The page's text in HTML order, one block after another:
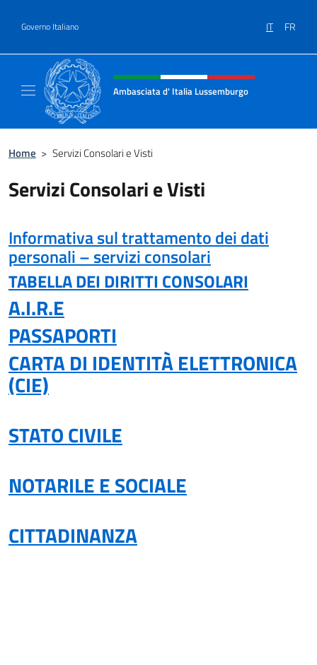
Governo Italiano IT FR
Intestazione sito, social e menù
Ambasciata d' Italia Lussemburgo
Home > Servizi Consolari e Visti
Servizi Consolari e Visti
Informativa sul trattamento dei dati
personali – servizi consolari
TABELLA DEI DIRITTI CONSOLARI
A.I.R.E
PASSAPORTI
CARTA DI IDENTITÀ ELETTRONICA
(CIE)
STATO CIVILE
NOTARILE E SOCIALE
CITTADINANZA